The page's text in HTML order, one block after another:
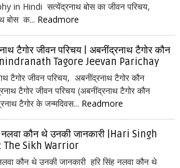
in Hindi सत्येंद्रनाथ बोस का जीवन परिचय,
बोस क... Readmore
टैगोर जीवन परिचय | अबनींद्रनाथ टैगोर कौन
Tagore Jeevan Parichay
टैगोर जीवन परिचय, अबनींद्रनाथ टैगोर कौन
टैगोर जीवन परिचय (अबनींद्रनाथ टैगोर कौन
टैगोर के जन्मदिवस... Readmore
नलवा कौन थे उनकी जानकारी |Hari Singh
The Sikh Warrior
कौन थे उनकी जानकारी हरि सिंह नलवा कौन थे